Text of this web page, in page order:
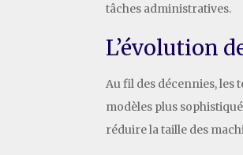
tâches administratives.
L’évolution
Au fil des décennies,
modèles plus
réduire la taille des